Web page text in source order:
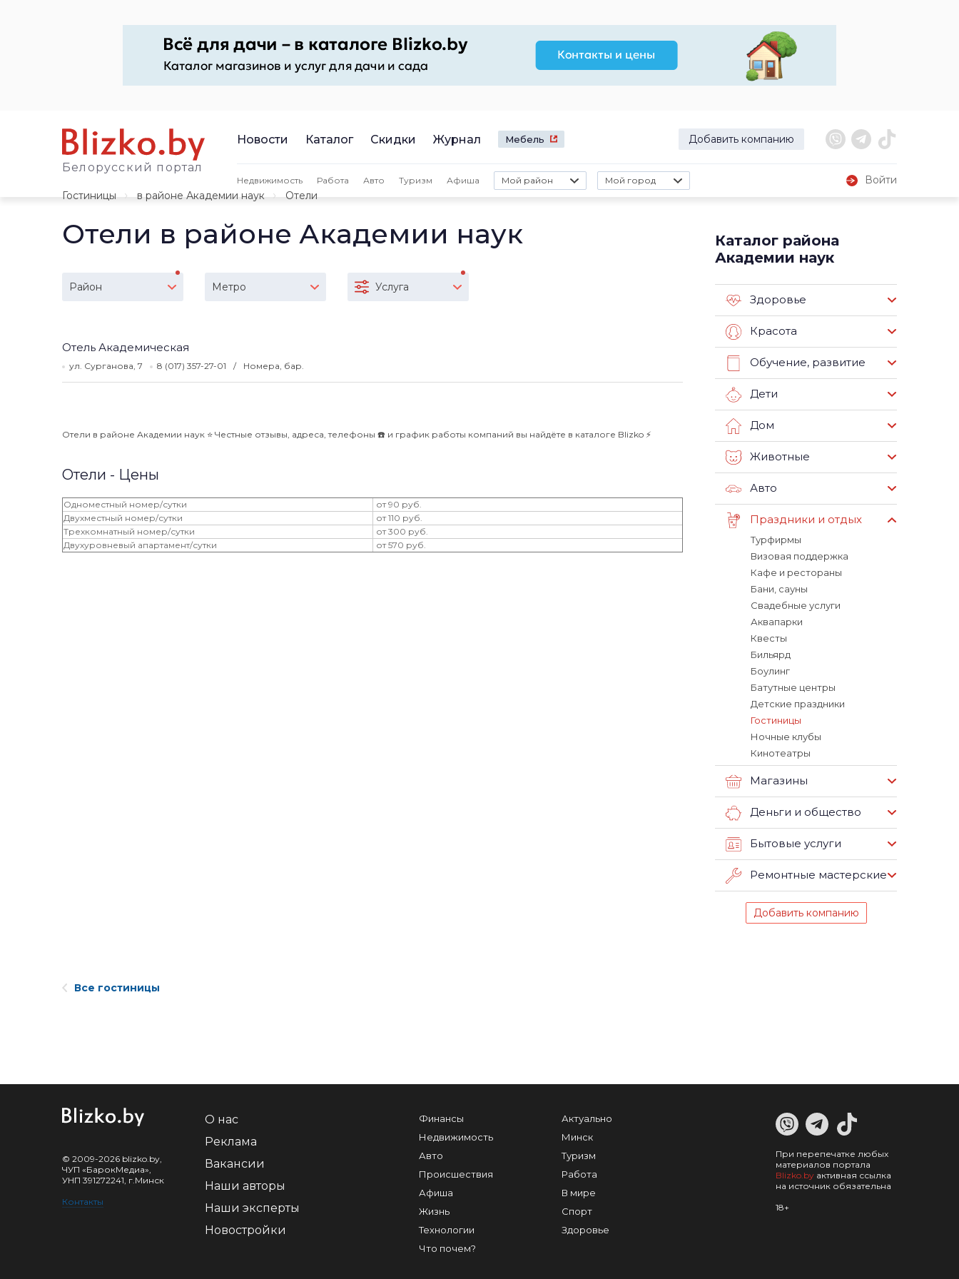
Белорусский портал
Новости Каталог Скидки Журнал Мебель Добавить компанию
Недвижимость Работа Авто Туризм Афиша Мой район Мой город
Войти
Гостиницы
в районе Академии наук Отели
Отели в районе Академии наук
Район Метро Услуга
Отель Академическая
ул. Сурганова, 7 8 (017) 357-27-01 Номера, бар.
Отели в районе Академии наук ⭐️ Честные отзывы, адреса, телефоны ☎️ и график работы компаний вы найдёте в каталоге Blizko ⚡️
Отели - Цены
Одноместный номер/сутки
от 90 руб.
Двухместный номер/сутки
от 110 руб.
Трехкомнатный номер/сутки
от 300 руб.
Двухуровневый апартамент/сутки
от 570 руб.
Каталог района
Академии наук
Здоровье
Красота
Обучение, развитие
Дети
Дом
Животные
Авто
Праздники и отдых
Турфирмы
Визовая поддержка
Кафе и рестораны
Бани, сауны
Свадебные услуги
Аквапарки
Квесты
Бильярд
Боулинг
Батутные центры
Детские праздники
Гостиницы
Ночные клубы
Кинотеатры
Магазины
Деньги и общество
Бытовые услуги
Ремонтные мастерские
Добавить компанию
Все гостиницы
© 2009-2026 blizko.by,
ЧУП «БарокМедиа»,
УНП 391272241, г.Минск
Контакты
О нас
Реклама
Вакансии
Наши авторы
Наши эксперты
Новостройки
Финансы
Недвижимость
Авто
Происшествия
Афиша
Жизнь
Технологии
Что почем?
Актуально
Минск
Туризм
Работа
В мире
Спорт
Здоровье
При перепечатке любых
материалов портала
Blizko.by активная ссылка
на источник обязательна
18+